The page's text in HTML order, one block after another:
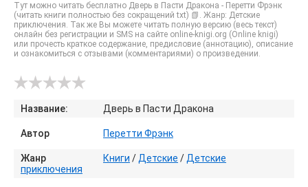
Тут можно читать бесплатно Дверь в Пасти Дракона - Перетти Фрэнк
(читать книги полностью без сокращений txt) 📗. Жанр: Детские
приключения. Так же Вы можете читать полную версию (весь текст)
онлайн без регистрации и SMS на сайте online-knigi.org (Online knigi)
или прочесть краткое содержание, предисловие (аннотацию), описание
и ознакомиться с отзывами (комментариями) о произведении.
Название: Дверь в Пасти Дракона
Автор Перетти Фрэнк
Жанр Книги / Детские / Детские
приключения